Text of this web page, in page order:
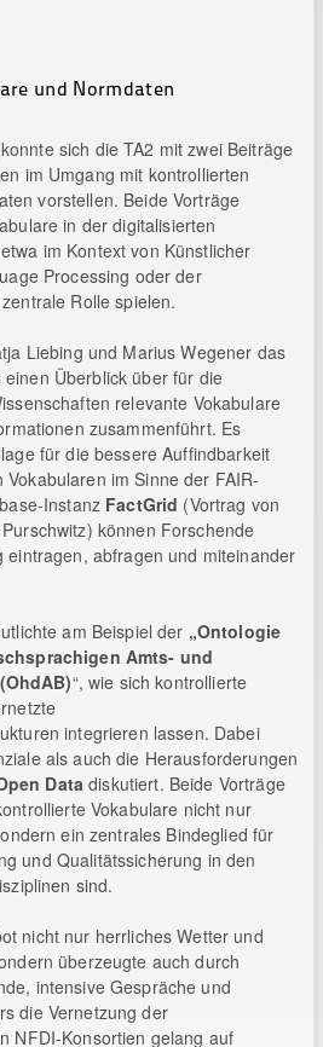
und Normdaten
sich die TA2 mit zwei Beiträge
im Umgang mit kontrollierten
vorstellen. Beide Vorträge
in der digitalisierten
im Kontext von Künstlicher
Processing oder der
Rolle spielen.
Liebing und Marius Wegener das
einen Überblick über für die
relevante Vokabulare
zusammenführt. Es
für die bessere Auffindbarkeit
im Sinne der FAIR-
Instanz FactGrid (Vortrag von
können Forschende
eintragen, abfragen und miteinander
am Beispiel der „Ontologie
Amts- und
“, wie sich kontrollierte
integrieren lassen. Dabei
als auch die Herausforderungen
Data diskutiert. Beide Vorträge
Vokabulare nicht nur
ein zentrales Bindeglied für
und Qualitätssicherung in den
sind.
nicht nur herrliches Wetter und
überzeugte auch durch
intensive Gespräche und
die Vernetzung der
NFDI-Konsortien gelang auf